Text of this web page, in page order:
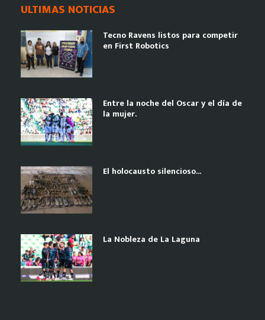
ULTIMAS NOTICIAS
Tecno Ravens listos para competir
en First Robotics
Entre la noche del Oscar y el día de
la mujer.
El holocausto silencioso…
La Nobleza de La Laguna